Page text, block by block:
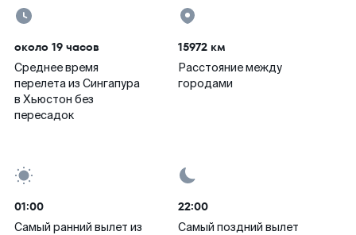
около 19 часов
Среднее время
перелета из Сингапура
в Хьюстон без
пересадок
15972 км
Расстояние между
городами
01:00
Самый ранний вылет из
22:00
Самый поздний вылет